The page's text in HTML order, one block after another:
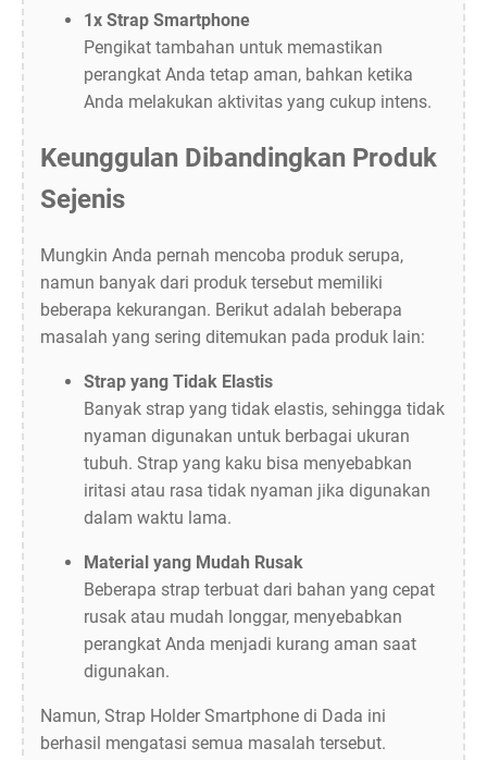
1x Strap Smartphone
Pengikat tambahan untuk memastikan
perangkat Anda tetap aman, bahkan ketika
Anda melakukan aktivitas yang cukup intens.
Keunggulan Dibandingkan Produk
Sejenis
Mungkin Anda pernah mencoba produk serupa,
namun banyak dari produk tersebut memiliki
beberapa kekurangan. Berikut adalah beberapa
masalah yang sering ditemukan pada produk lain:
Strap yang Tidak Elastis
Banyak strap yang tidak elastis, sehingga tidak
nyaman digunakan untuk berbagai ukuran
tubuh. Strap yang kaku bisa menyebabkan
iritasi atau rasa tidak nyaman jika digunakan
dalam waktu lama.
Material yang Mudah Rusak
Beberapa strap terbuat dari bahan yang cepat
rusak atau mudah longgar, menyebabkan
perangkat Anda menjadi kurang aman saat
digunakan.
Namun, Strap Holder Smartphone di Dada ini
berhasil mengatasi semua masalah tersebut.